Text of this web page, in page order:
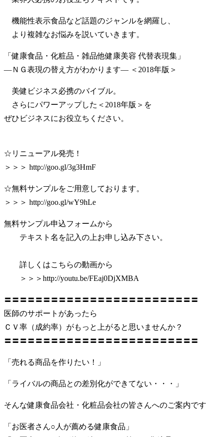
機能性表示食品など話題のジャンルを網羅し、
より複雑なお悩みを説いていきます。
「健康食品・化粧品・雑品他健康美容 代替表現集」
―ＮＧ表現の替え方がわかります― ＜2018年版＞
美健ビジネス必携のバイブル。
さらにパワーアップした＜2018年版＞を
ぜひビジネスにお役立ちください。
☆リニューアル発売！
＞＞＞ http://goo.gl/3g3HmF
☆無料サンプルをご用意しております。
＞＞＞ http://goo.gl/wY9hLe
無料サンプル申込フォームから
テキスト名を記入の上お申し込み下さい。
詳しくはこちらの動画から
＞＞＞http://youtu.be/FEaj0DjXMBA
〓〓〓〓〓〓〓〓〓〓〓〓〓〓〓〓〓〓〓〓〓〓〓〓〓
医師のサポートがあったら
ＣＶ率（成約率）がもっと上がると思いませんか？
〓〓〓〓〓〓〓〓〓〓〓〓〓〓〓〓〓〓〓〓〓〓〓〓〓
「売れる商品を作りたい！」
「ライバルの商品との差別化ができてない・・・」
そんな健康食品会社・化粧品会社の皆さんへのご案内です
「お医者さん○人が薦める健康食品」